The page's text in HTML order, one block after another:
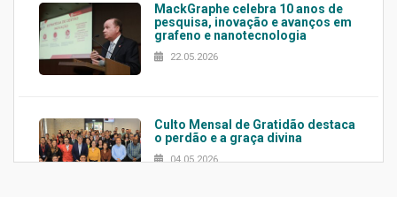
MackGraphe celebra 10 anos de
pesquisa, inovação e avanços em
grafeno e nanotecnologia
22.05.2026
Culto Mensal de Gratidão destaca
o perdão e a graça divina
04.05.2026